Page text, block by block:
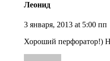
Леонид
3 января, 2013 at 5:00 пп
Хороший перфоратор!)